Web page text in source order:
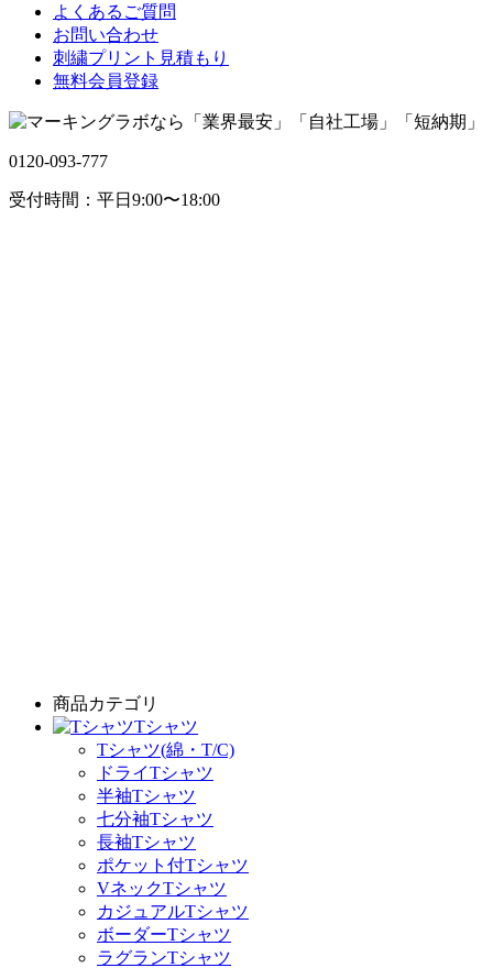
よくあるご質問
お問い合わせ
刺繍プリント見積もり
無料会員登録
0120-093-777
受付時間：平日9:00〜18:00
商品カテゴリ
Tシャツ
Tシャツ(綿・T/C)
ドライTシャツ
半袖Tシャツ
七分袖Tシャツ
長袖Tシャツ
ポケット付Tシャツ
VネックTシャツ
カジュアルTシャツ
ボーダーTシャツ
ラグランTシャツ